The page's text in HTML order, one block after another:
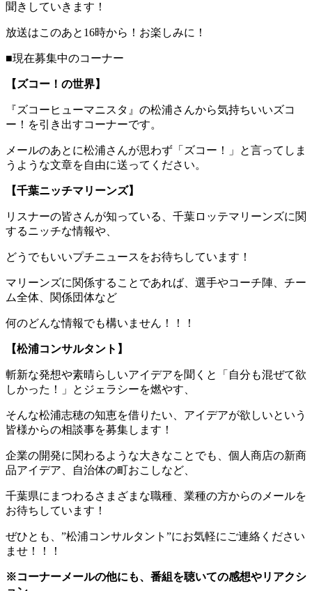
聞きしていきます！
放送はこのあと16時から！お楽しみに！
■現在募集中のコーナー
【ズコー！の世界】
『ズコーヒューマニスタ』の松浦さんから気持ちいいズコ
ー！を引き出すコーナーです。
メールのあとに松浦さんが思わず「ズコー！」と言ってしま
うような文章を自由に送ってください。
【千葉ニッチマリーンズ】
リスナーの皆さんが知っている、千葉ロッテマリーンズに関
するニッチな情報や、
どうでもいいプチニュースをお待ちしています！
マリーンズに関係することであれば、選手やコーチ陣、チー
ム全体、関係団体など
何のどんな情報でも構いません！！！
【松浦コンサルタント】
斬新な発想や素晴らしいアイデアを聞くと「自分も混ぜて欲
しかった！」とジェラシーを燃やす、
そんな松浦志穂の知恵を借りたい、アイデアが欲しいという
皆様からの相談事を募集します！
企業の開発に関わるような大きなことでも、個人商店の新商
品アイデア、自治体の町おこしなど、
千葉県にまつわるさまざまな職種、業種の方からのメールを
お待ちしています！
ぜひとも、”松浦コンサルタント”にお気軽にご連絡ください
ませ！！！
※コーナーメールの他にも、番組を聴いての感想やリアクシ